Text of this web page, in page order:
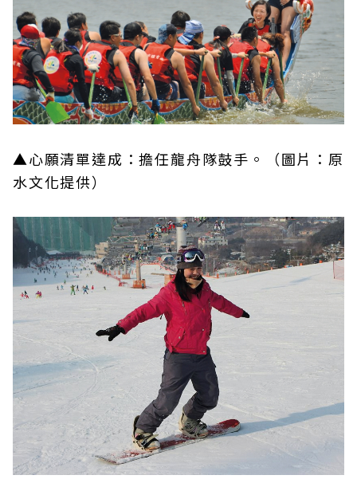
▲心願清單達成：擔任龍舟隊鼓手。（圖片： 原
水文化提供）